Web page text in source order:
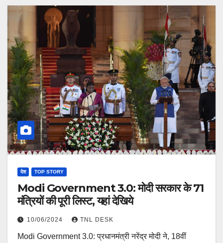
देश TOP STORY
Modi Government 3.0: मोदी सरकार के 71
मंत्रियों की पूरी लिस्ट, यहां देखिये
10/06/2024 TNL DESK
Modi Government 3.0: प्रधानमंत्री नरेंद्र मोदी ने, 18वीं